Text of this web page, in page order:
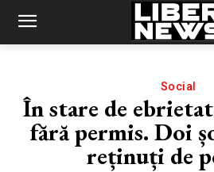
Social
În stare de
fără permis. Doi
reținuți de